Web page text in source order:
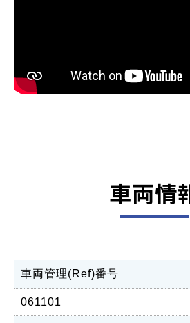
車両情
車両管理(Ref)番号
061101